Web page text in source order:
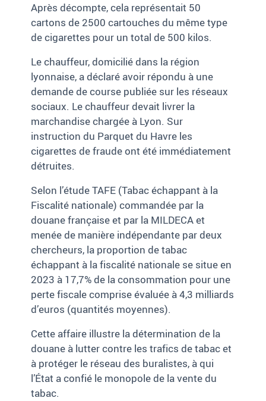
Après décompte, cela représentait 50
cartons de 2500 cartouches du même type
de cigarettes pour un total de 500 kilos.
Le chauffeur, domicilié dans la région
lyonnaise, a déclaré avoir répondu à une
demande de course publiée sur les réseaux
sociaux. Le chauffeur devait livrer la
marchandise chargée à Lyon. Sur
instruction du Parquet du Havre les
cigarettes de fraude ont été immédiatement
détruites.
Selon l’étude TAFE (Tabac échappant à la
Fiscalité nationale) commandée par la
douane française et par la MILDECA et
menée de manière indépendante par deux
chercheurs, la proportion de tabac
échappant à la fiscalité nationale se situe en
2023 à 17,7% de la consommation pour une
perte fiscale comprise évaluée à 4,3 milliards
d’euros (quantités moyennes).
Cette affaire illustre la détermination de la
douane à lutter contre les trafics de tabac et
à protéger le réseau des buralistes, à qui
l’État a confié le monopole de la vente du
tabac.